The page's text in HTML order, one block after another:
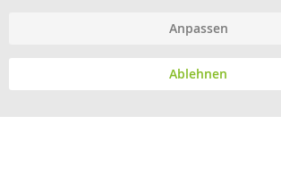
© eHygiene 2026 - All rights reserved.
Anpassen
Ablehnen